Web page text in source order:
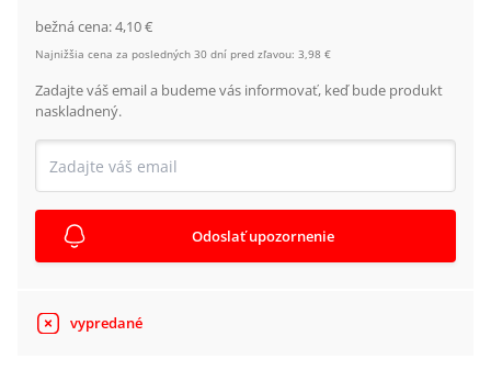
bežná cena:4,10 €
Najnižšia cena za posledných 30 dní pred zľavou: 3,98 €
Zadajte váš email a budeme vás informovať, keď bude produkt
naskladnený.
Odoslať upozornenie
vypredané